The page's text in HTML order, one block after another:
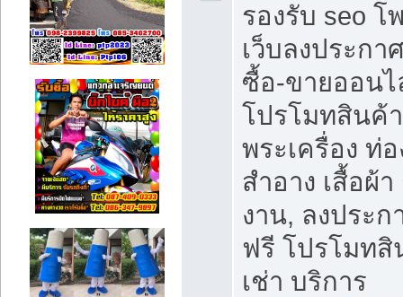
รองรับ seo โ
เว็บลงประก
ซื้อ-ขายออน
โปรโมทสินค้
พระเครื่อง ท่อ
สำอาง เสื้อผ้
งาน, ลงประ
ฟรี โปรโมท
เช่า บริการ